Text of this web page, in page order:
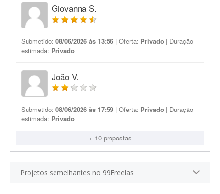
Giovanna S.
Submetido: 08/06/2026 às 13:56 | Oferta: Privado | Duração
estimada: Privado
João V.
Submetido: 08/06/2026 às 17:59 | Oferta: Privado | Duração
estimada: Privado
+ 10 propostas
Projetos semelhantes no 99Freelas